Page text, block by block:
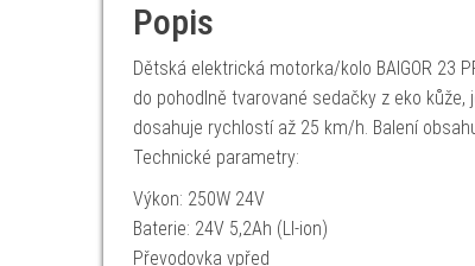
Popis
Dětská elektrická motorka/kolo BAIGOR 23
do pohodlně tvarované sedačky z eko kůže,
dosahuje rychlostí až 25 km/h. Balení
Technické parametry:
Výkon: 250W 24V
Baterie: 24V 5,2Ah (LI-ion)
Převodovka vpřed